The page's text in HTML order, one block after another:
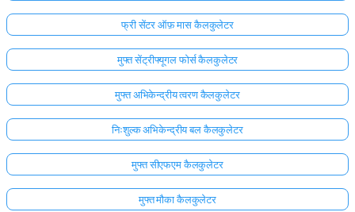
फ्री सेंटर ऑफ़ मास कैलकुलेटर
मुफ्त सेंट्रीफ्यूगल फोर्स कैलकुलेटर
मुफ्त अभिकेन्द्रीय त्वरण कैलकुलेटर
निःशुल्क अभिकेन्द्रीय बल कैलकुलेटर
मुफ्त सीएफएम कैलकुलेटर
मुफ्त मौका कैलकुलेटर